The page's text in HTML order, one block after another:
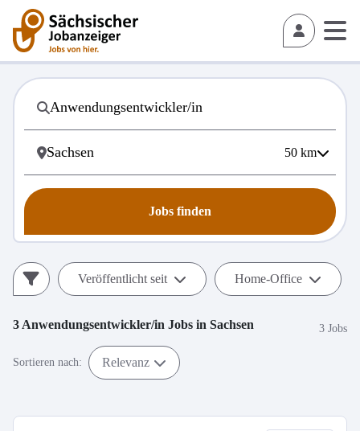
50 km
Jobs finden
Veröffentlicht seit Home-Office
3 Anwendungsentwickler/in Jobs in Sachsen 3 Jobs
Sortieren nach: Relevanz